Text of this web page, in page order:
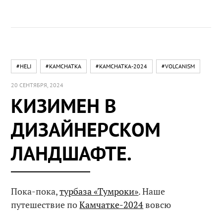
#HELI #KAMCHATKA #KAMCHATKA-2024 #VOLCANISM
20 СЕНТЯБРЯ, 2024
КИЗИМЕН В
ДИЗАЙНЕРСКОМ
ЛАНДШАФТЕ.
Пока-пока,турбаза «Тумроки». Наше
путешествие поКамчатке-2024вовсю